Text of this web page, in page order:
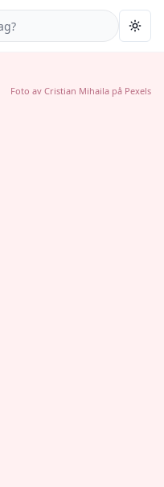
Foto av Cristian Mihaila på Pexels